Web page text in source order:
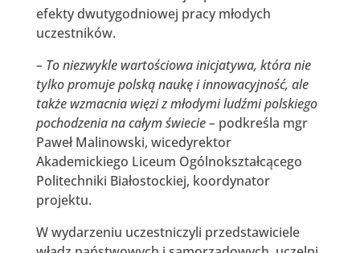
efekty dwutygodniowej pracy młodych
uczestników.
– To niezwykle wartościowa inicjatywa, która nie
tylko promuje polską naukę i innowacyjność, ale
także wzmacnia więzi z młodymi ludźmi polskiego
pochodzenia na całym świecie – podkreśla mgr
Paweł Malinowski, wicedyrektor
Akademickiego Liceum Ogólnokształcącego
Politechniki Białostockiej, koordynator
projektu.
W wydarzeniu uczestniczyli przedstawiciele